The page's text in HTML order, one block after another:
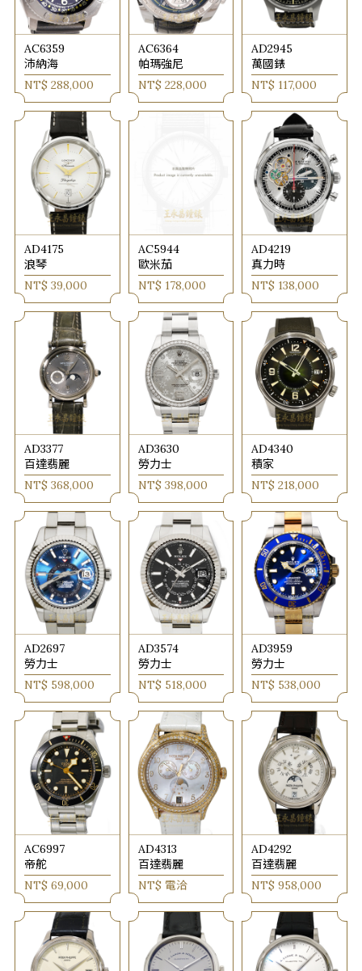
AC6359
沛納海
NT$ 288,000
AC6364
帕瑪強尼
NT$ 228,000
AD2945
萬國錶
NT$ 117,000
AD4175
浪琴
NT$ 39,000
AC5944
歐米茄
NT$ 178,000
AD4219
真力時
NT$ 138,000
AD3377
百達翡麗
NT$ 368,000
AD3630
勞力士
NT$ 398,000
AD4340
積家
NT$ 218,000
AD2697
勞力士
NT$ 598,000
AD3574
勞力士
NT$ 518,000
AD3959
勞力士
NT$ 538,000
AC6997
帝舵
NT$ 69,000
AD4313
百達翡麗
NT$ 電洽
AD4292
百達翡麗
NT$ 958,000